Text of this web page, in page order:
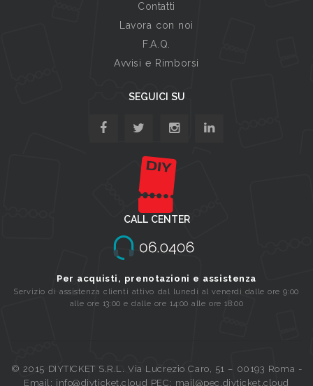
Contatti
Lavora con noi
F.A.Q.
Avvisi e Rimborsi
SEGUICI SU
CALL CENTER
Per acquisti, prenotazioni e assistenza
Servizio di assistenza clienti attivo dal lunedi al venerdi dalle ore 9:00
alle ore 13:00 e dalle ore 14:00 alle ore 18:00
© 2015 DIYTICKET S.R.L. Via Lucrezio Caro, 51 – 00193 Roma -
Email: info@diyticket.cloud PEC: mail@pec.diyticket.cloud